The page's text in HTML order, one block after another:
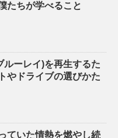
たちが学べること
ルーレイ)を再生するた
やドライブの選びかた
ていた情熱を燃やし続